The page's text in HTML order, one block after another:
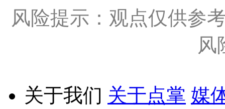
风险提示：观点仅供参
风
关于我们 关于点掌 媒